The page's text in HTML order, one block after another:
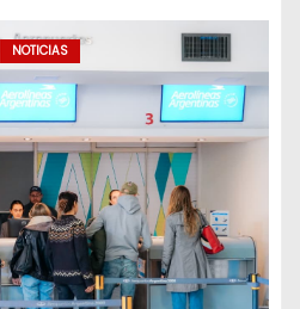
NOTICIAS